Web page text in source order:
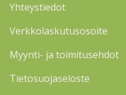
Yhteystiedot
Verkkolaskutusosoite
Myynti- ja toimitusehdot
Tietosuojaseloste